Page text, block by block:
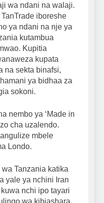
wa ndani na walaji.
iboreshe
ya ndani na nje ya
kutambua
Kupitia
kupata
na sekta binafsi,
ya bidhaa za
sokoni.
nembo ya ‘Made in
cha uzalendo.
mbele
Londo.
Tanzania katika
yale ya nchini Iran
nchi ipo tayari
wa kibiashara.